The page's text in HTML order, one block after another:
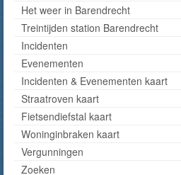
Het weer in Barendrecht
Treintijden station Barendrecht
Incidenten
Evenementen
Incidenten & Evenementen kaart
Straatroven kaart
Fietsendiefstal kaart
Woninginbraken kaart
Vergunningen
Zoeken